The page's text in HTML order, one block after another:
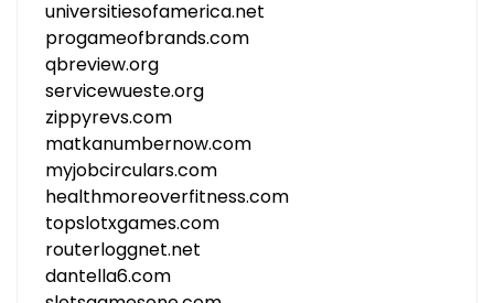
universitiesofamerica.net
progameofbrands.com
qbreview.org
servicewueste.org
zippyrevs.com
matkanumbernow.com
myjobcirculars.com
healthmoreoverfitness.com
topslotxgames.com
routerloggnet.net
dantella6.com